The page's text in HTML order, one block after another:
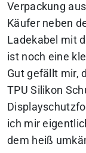
Verpackung
Käufer neben
Ladekabel mit
ist noch eine
Gut gefällt mir,
TPU Silikon
ich mir
dem heiß